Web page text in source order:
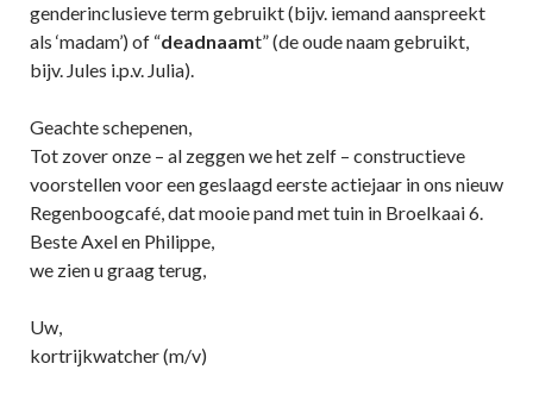
genderinclusieve term gebruikt (bijv. iemand aanspreekt
als ‘madam’) of “deadnaamt” (de oude naam gebruikt,
bijv. Jules i.p.v. Julia).
Geachte schepenen,
Tot zover onze – al zeggen we het zelf – constructieve
voorstellen voor een geslaagd eerste actiejaar in ons nieuw
Regenboogcafé, dat mooie pand met tuin in Broelkaai 6.
Beste Axel en Philippe,
we zien u graag terug,
Uw,
kortrijkwatcher (m/v)